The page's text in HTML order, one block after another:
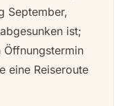
September,
ist;
Öffnungstermin
eine Reiseroute